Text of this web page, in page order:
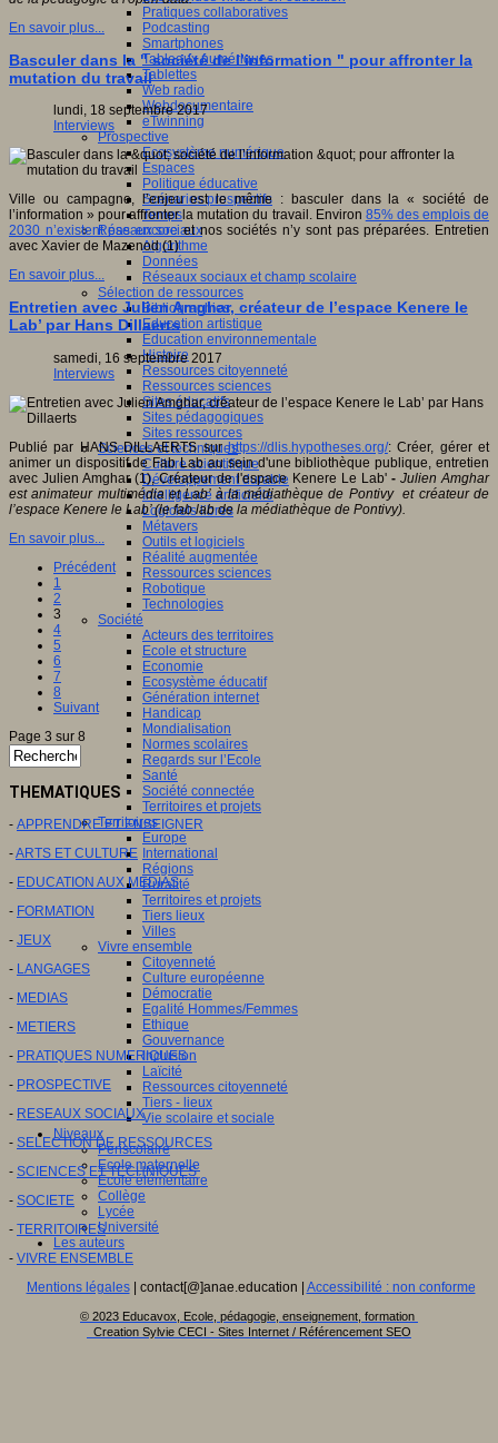
Pratiques collaboratives
Podcasting
Smartphones
Tableaux numériques
Tablettes
Web radio
Webdocumentaire
eTwinning
Prospective
Ecosystème numérique
Espaces
Politique éducative
Scénarios prospectifs
Temps
Réseaux sociaux
Algorithme
Données
Réseaux sociaux et champ scolaire
Sélection de ressources
Bibliographies
Education artistique
Education environnementale
Histoire
Ressources citoyenneté
Ressources sciences
Sites éducatifs
Sites pédagogiques
Sites ressources
Sciences et techniques
Culture scientifique
Développement durable
Intelligence artificielle
Logiciels libres
Métavers
Outils et logiciels
Réalité augmentée
Ressources sciences
Robotique
Technologies
Société
Acteurs des territoires
Ecole et structure
Economie
Ecosystème éducatif
Génération internet
Handicap
Mondialisation
Normes scolaires
Regards sur l’Ecole
Santé
Société connectée
Territoires et projets
Territoires
Europe
International
Régions
Ruralité
Territoires et projets
Tiers lieux
Villes
Vivre ensemble
Citoyenneté
Culture européenne
Démocratie
Egalité Hommes/Femmes
Ethique
Gouvernance
Inclusion
Laïcité
Ressources citoyenneté
Tiers - lieux
Vie scolaire et sociale
Niveaux
Périscolaire
Ecole maternelle
Ecole élémentaire
Collège
Lycée
Université
Les auteurs
En savoir plus...
Basculer dans la " société de l’information " pour affronter la
mutation du travail
lundi, 18 septembre 2017
Interviews
Ville ou campagne, l’enjeu est le même : basculer dans la « société de
l’information » pour affronter la mutation du travail. Environ 85% des emplois de
2030 n’existent pas encoreet nos sociétés n’y sont pas préparées. Entretien
avec Xavier de Mazenod (1)
En savoir plus...
Entretien avec Julien Amghar, créateur de l’espace Kenere le
Lab’ par Hans Dillaerts
samedi, 16 septembre 2017
Interviews
Publié par HANS DILLAERTS surhttps://dlis.hypotheses.org/: Créer, gérer et
animer un dispositif de Fab Lab au sein d'une bibliothèque publique, entretien
avec Julien Amghar (1), Créateur de l'espace Kenere Le Lab'- Julien Amghar
est animateur multimédia et Lab’ à la médiathèque de Pontivy et créateur de
l’espace Kenere le Lab’ (le fab lab de la médiathèque de Pontivy).
En savoir plus...
Précédent
1
2
3
4
5
6
7
8
Suivant
Page 3 sur 8
THEMATIQUES
- APPRENDRE ET ENSEIGNER
-ARTS ET CULTURE
- EDUCATION AUX MEDIAS
- FORMATION
- JEUX
- LANGAGES
- MEDIAS
- METIERS
- PRATIQUES NUMERIQUES
- PROSPECTIVE
- RESEAUX SOCIAUX
- SELECTION DE RESSOURCES
- SCIENCES ET TECHNIQUES
- SOCIETE
- TERRITOIRES
- VIVRE ENSEMBLE
Mentions légales| contact[@]anae.education | Accessibilité : non conforme
© 2023 Educavox, Ecole, pédagogie, enseignement, formation
Creation Sylvie CECI - Sites Internet / Référencement SEO